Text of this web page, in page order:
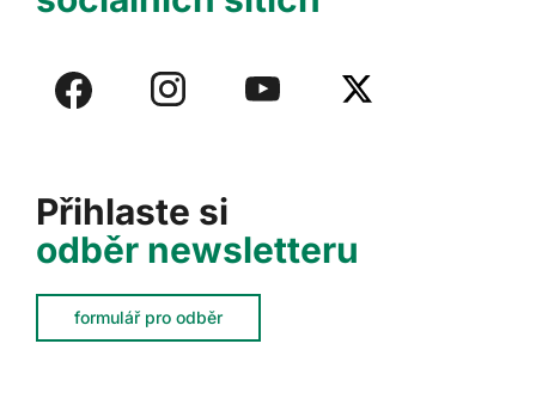
Přihlaste si
odběr newsletteru
formulář pro odběr